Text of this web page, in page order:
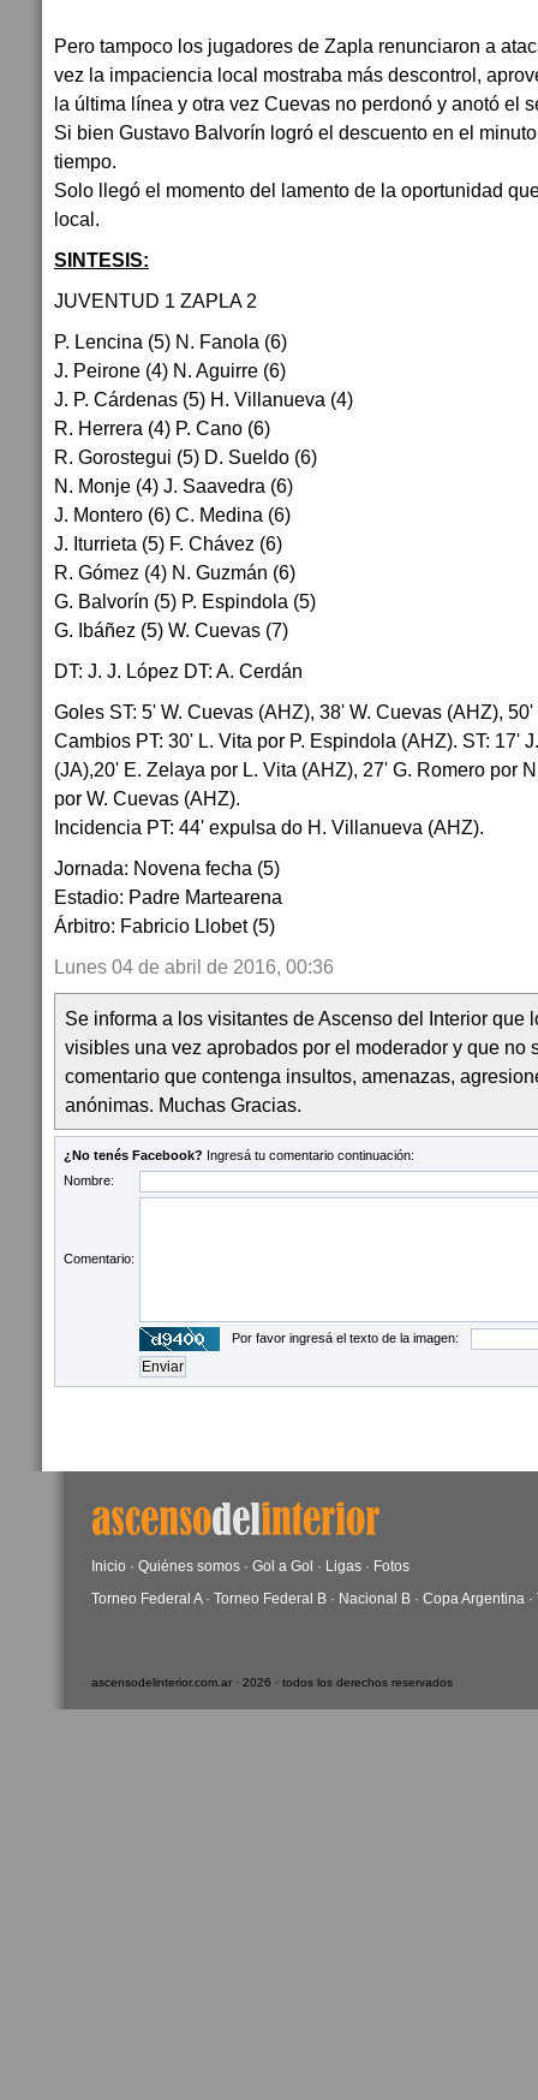
Pero tampoco los jugadores de Zapla renunciaron a
vez la impaciencia local mostraba más descontrol,
la última línea y otra vez Cuevas no perdonó y anotó el
Si bien Gustavo Balvorín logró el descuento en el
tiempo.
Solo llegó el momento del lamento de la oportunidad
local.
SINTESIS:
JUVENTUD 1 ZAPLA 2
P. Lencina (5) N. Fanola (6)
J. Peirone (4) N. Aguirre (6)
J. P. Cárdenas (5) H. Villanueva (4)
R. Herrera (4) P. Cano (6)
R. Gorostegui (5) D. Sueldo (6)
N. Monje (4) J. Saavedra (6)
J. Montero (6) C. Medina (6)
J. Iturrieta (5) F. Chávez (6)
R. Gómez (4) N. Guzmán (6)
G. Balvorín (5) P. Espindola (5)
G. Ibáñez (5) W. Cuevas (7)
DT: J. J. López DT: A. Cerdán
Goles ST: 5' W. Cuevas (AHZ), 38' W. Cuevas (AHZ),
Cambios PT: 30' L. Vita por P. Espindola (AHZ). ST: 17'
(JA),20' E. Zelaya por L. Vita (AHZ), 27' G. Romero por
por W. Cuevas (AHZ).
Incidencia PT: 44' expulsa do H. Villanueva (AHZ).
Jornada: Novena fecha (5)
Estadio: Padre Martearena
Árbitro: Fabricio Llobet (5)
Lunes 04 de abril de 2016, 00:36
Se informa a los visitantes de Ascenso del Interior que
visibles una vez aprobados por el moderador y que no
comentario que contenga insultos, amenazas,
anónimas. Muchas Gracias.
¿No tenés Facebook? Ingresá tu comentario continuación:
Nombre:
Comentario:
Por favor ingresá el texto de la imagen:
Inicio · Quiénes somos · Gol a Gol · Ligas · Fotos
Torneo Federal A· Torneo Federal B · Nacional B · Copa Argentina ·
ascensodelinterior.com.ar · 2026 · todos los derechos reservados